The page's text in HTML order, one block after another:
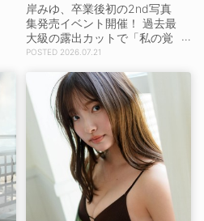
岸みゆ、卒業後初の2nd写真
集発売イベント開催！ 過去最
大級の露出カットで「私の覚
悟が映っていたらいいな」
2026.07.21